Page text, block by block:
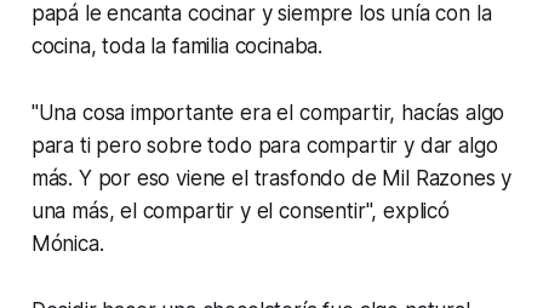
papá le encanta cocinar y siempre los unía con la
cocina, toda la familia cocinaba.
"Una cosa importante era el compartir, hacías algo
para ti pero sobre todo para compartir y dar algo
más. Y por eso viene el trasfondo de Mil Razones y
una más, el compartir y el consentir", explicó
Mónica.